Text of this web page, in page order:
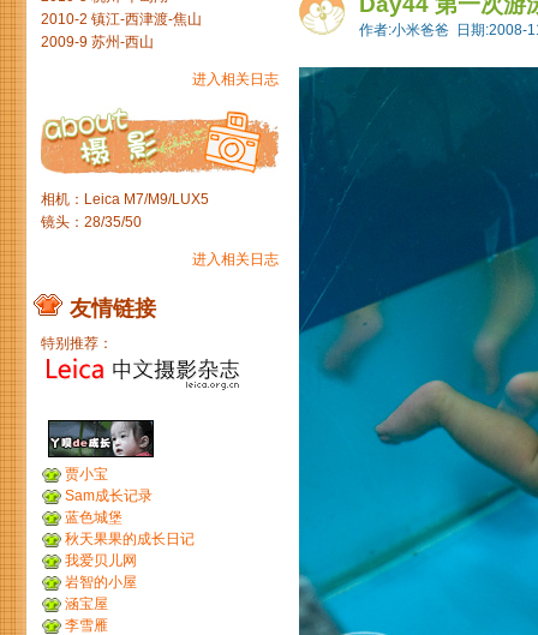
作者:小米爸爸 日期:2008-
2010-2 镇江-西津渡-焦山
2009-9 苏州-西山
进入相关日志
相机：Leica M7/M9/LUX5
镜头：28/35/50
进入相关日志
友情链接
特别推荐：
贾小宝
Sam成长记录
蓝色城堡
秋天果果的成长日记
我爱贝儿网
岩智的小屋
涵宝屋
李雪雁